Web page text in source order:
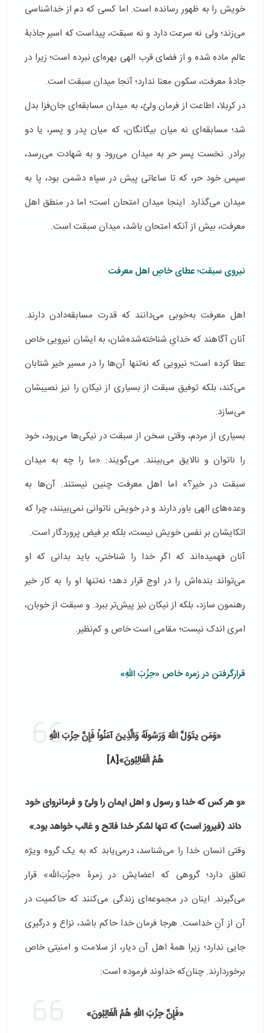
خویش را به ظهور رسانده است. اما کسی که دم از خداشناسی
می‌زند؛ ولی نه سرعت دارد و نه سبقت، پیداست که اسیر جاذبۀ
عالم ماده شده و از فضای قرب الهی بهره‌ای نبرده است؛ زیرا در
جادۀ معرفت، سکون معنا ندارد؛ آنجا میدان سبقت است.
در کربلا، اطاعت از فرمان ولیّ، به میدان مسابقه‌ای جان‌فزا بدل
شد؛ مسابقه‌ای نه میان بیگانگان، که میان پدر و پسر، یا دو
برادر. نخست پسر حر به میدان می‌رود و به شهادت می‌رسد،
سپس خود حر، که تا ساعاتی پیش در سپاه دشمن بود، پا به
میدان می‌گذارد. اینجا میدان امتحان است؛ اما در منطق اهل
معرفت، بیش از آنکه امتحان باشد، میدان سبقت است.
نیروی سبقت؛ عطای خاصِ اهل معرفت
اهل معرفت به‌خوبی می‌دانند که قدرت مسابقه‌دادن دارند.
آنان آگاهند که خدایِ شناخته‌شده‌شان، به ایشان نیرویی خاص
عطا کرده است؛ نیرویی که نه‌تنها آن‌ها را در مسیر خیر شتابان
می‌کند، بلکه توفیق سبقت از بسیاری از نیکان را نیز نصیبشان
می‌سازد.
بسیاری از مردم، وقتی سخن از سبقت در نیکی‌ها می‌رود، خود
را ناتوان و نالایق می‌بینند. می‌گویند: «ما را چه به میدان
سبقت در خیر؟» اما اهل معرفت چنین نیستند. آن‌ها به
وعده‌های الهی باور دارند و در خویش ناتوانی نمی‌بینند، چرا که
اتکایشان بر نفس خویش نیست، بلکه بر فیض پروردگار است.
آنان فهمیده‌اند که اگر خدا را شناختی، باید بدانی که او
می‌تواند بنده‌اش را در اوج قرار دهد؛ نه‌تنها او را به کار خیر
رهنمون سازد، بلکه از نیکان نیز پیش‌تر ببرد. و سبقت از خوبان،
امری اندک نیست؛ مقامی است خاص و کم‌نظیر.
قرارگرفتن در زمره خاص «حِزْبَ اللّهِ»
«وَمَن یتَوَلَّ اللّهَ وَرَسُولَهُ وَالَّذِینَ آمَنُواْ فَإِنَّ حِزْبَ اللّهِ
هُمُ الْغَالِبُونَ»[8]
«و هر کس که خدا و رسول و اهل ایمان را ولیّ و فرمانروای خود
داند (فیروز است) که تنها لشکر خدا فاتح و غالب خواهد بود.»
وقتی انسان خدا را می‌شناسد، درمی‌یابد که به یک گروه ویژه
تعلق دارد؛ گروهی که اعضایش در زمرۀ «حِزْبَ‌اللّه» قرار
می‌گیرند. اینان در مجموعه‌ای زندگی می‌کنند که حاکمیت در
آن از آنِ خداست. هرجا فرمان خدا حاکم باشد، نزاع و درگیری
جایی ندارد؛ زیرا همۀ اهل آن دیار، از سلامت و امنیتی خاص
برخوردارند. چنان‌که خداوند فرموده است:
«فَإِنَّ حِزْبَ اللّهِ هُمُ الْغَالِبُونَ»